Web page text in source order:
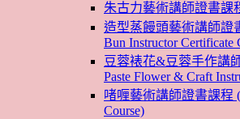
朱古力藝術講師證書課
造型蒸饅頭藝術講師證
Bun Instructor Certificate
豆蓉裱花&豆蓉手作講
Paste Flower & Craft
啫喱藝術講師證書課程
Course)